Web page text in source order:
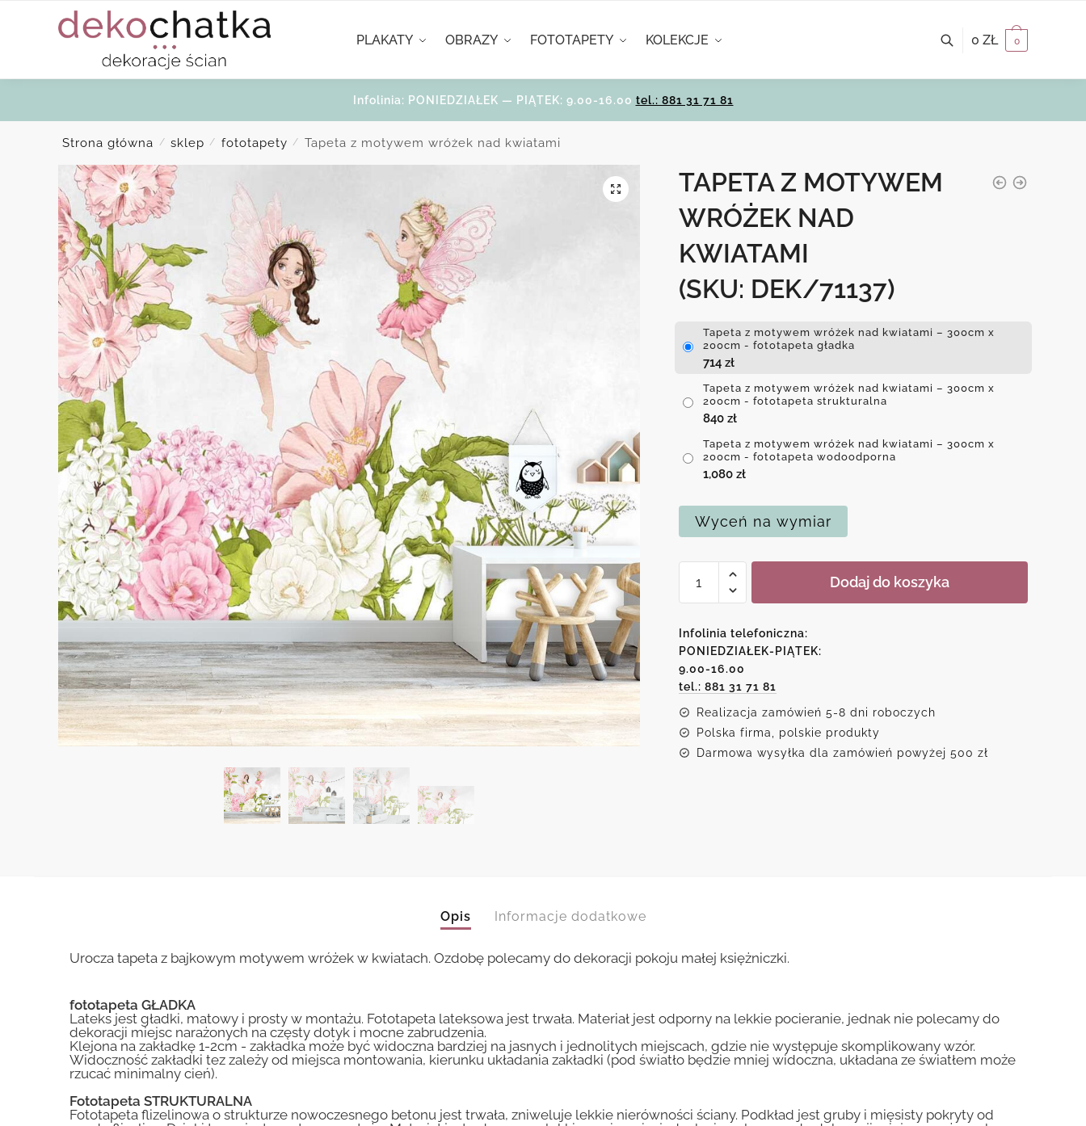
PLAKATY OBRAZY FOTOTAPETY KOLEKCJE 0 ZŁ 0
Infolinia: PONIEDZIAŁEK — PIĄTEK: 9.00-16.00 tel.: 881 31 71 81
Strona główna / sklep / fototapety / Tapeta z motywem wróżek nad kwiatami
TAPETA Z MOTYWEM
WRÓŻEK NAD
KWIATAMI
(SKU: DEK/71137)
Tapeta z motywem wróżek nad kwiatami – 300cm x
200cm - fototapeta gładka
714 zł
Tapeta z motywem wróżek nad kwiatami – 300cm x
200cm - fototapeta strukturalna
840 zł
Tapeta z motywem wróżek nad kwiatami – 300cm x
200cm - fototapeta wodoodporna
1,080 zł
Wyceń na wymiar
Tapeta
motywem
wróżek
nad
kwiatami
Dodaj do koszyka
Infolinia telefoniczna:
PONIEDZIAŁEK-PIĄTEK:
9.00-16.00
tel.: 881 31 71 81
Realizacja zamówień 5-8 dni roboczych
Polska firma, polskie produkty
Darmowa wysyłka dla zamówień powyżej 500 zł
Opis Informacje dodatkowe
Urocza tapeta z bajkowym motywem wróżek w kwiatach. Ozdobę polecamy do dekoracji pokoju małej księżniczki.
fototapeta GŁADKA
Lateks jest gładki, matowy i prosty w montażu. Fototapeta lateksowa jest trwała. Materiał jest odporny na lekkie pocieranie, jednak nie polecamy do
dekoracji miejsc narażonych na częsty dotyk i mocne zabrudzenia.
Klejona na zakładkę 1-2cm - zakładka może być widoczna bardziej na jasnych i jednolitych miejscach, gdzie nie występuje skomplikowany wzór.
Widoczność zakładki tez zależy od miejsca montowania, kierunku układania zakładki (pod światło będzie mniej widoczna, układana ze światłem może
rzucać minimalny cień).
Fototapeta STRUKTURALNA
Fototapeta flizelinowa o strukturze nowoczesnego betonu jest trwała, zniweluje lekkie nierówności ściany. Podkład jest gruby i mięsisty pokryty od